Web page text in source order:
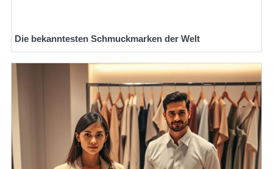
Die bekanntesten Schmuckmarken der Welt